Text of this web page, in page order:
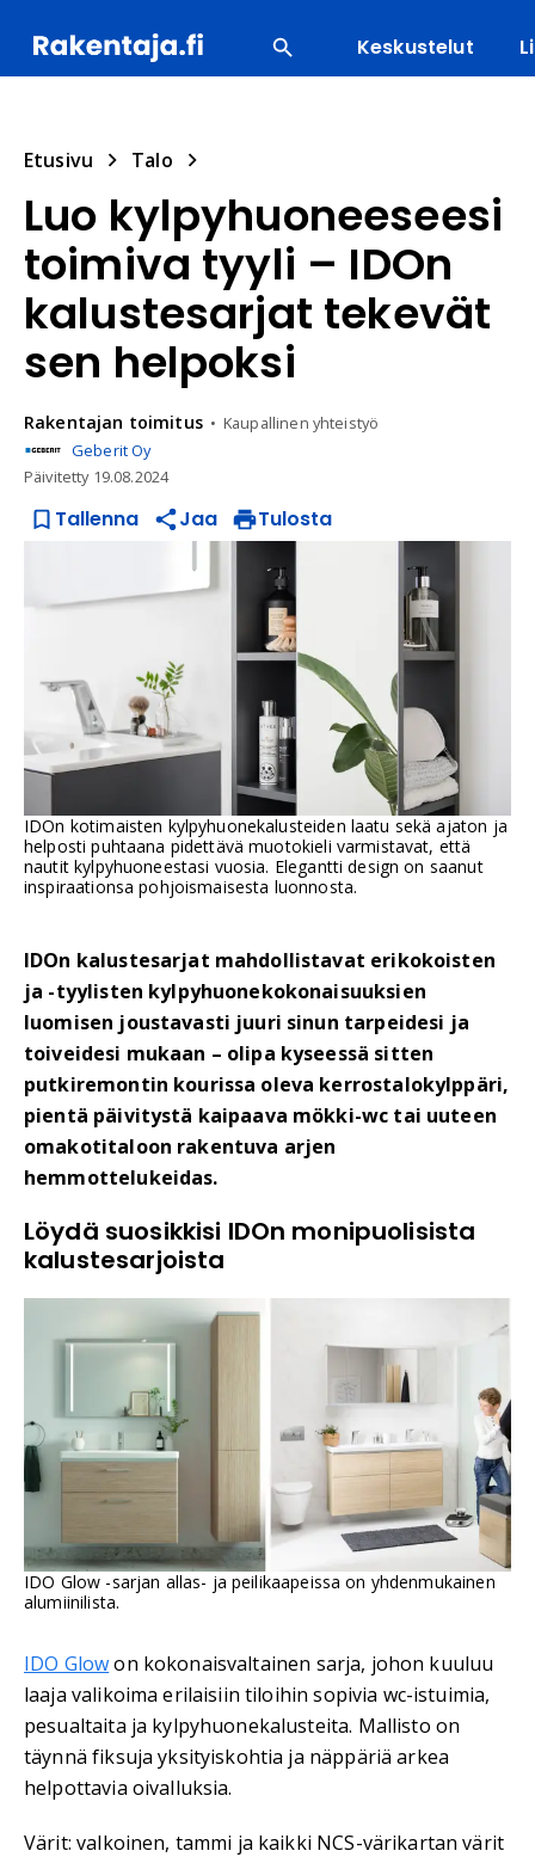
Keskustelut
Etusivu Talo
Luo kylpyhuoneeseesi
toimiva tyyli – IDOn
kalustesarjat tekevät
sen helpoksi
Rakentajan toimitus
Kaupallinen yhteistyö
Geberit Oy
Päivitetty 19.08.2024
Tallenna Jaa Tulosta
IDOn kotimaisten kylpyhuonekalusteiden laatu sekä ajaton ja
helposti puhtaana pidettävä muotokieli varmistavat, että
nautit kylpyhuoneestasi vuosia. Elegantti design on saanut
inspiraationsa pohjoismaisesta luonnosta.
IDOn kalustesarjat mahdollistavat erikokoisten
ja -tyylisten kylpyhuonekokonaisuuksien
luomisen joustavasti juuri sinun tarpeidesi ja
toiveidesi mukaan – olipa kyseessä sitten
putkiremontin kourissa oleva kerrostalokylppäri,
pientä päivitystä kaipaava mökki-wc tai uuteen
omakotitaloon rakentuva arjen
hemmottelukeidas.
Löydä suosikkisi IDOn monipuolisista
kalustesarjoista
IDO Glow -sarjan allas- ja peilikaapeissa on yhdenmukainen
alumiinilista.
IDO Glowon kokonaisvaltainen sarja, johon kuuluu
laaja valikoima erilaisiin tiloihin sopivia wc-istuimia,
pesualtaita ja kylpyhuonekalusteita. Mallisto on
täynnä fiksuja yksityiskohtia ja näppäriä arkea
helpottavia oivalluksia.
Värit: valkoinen, tammi ja kaikki NCS-värikartan värit